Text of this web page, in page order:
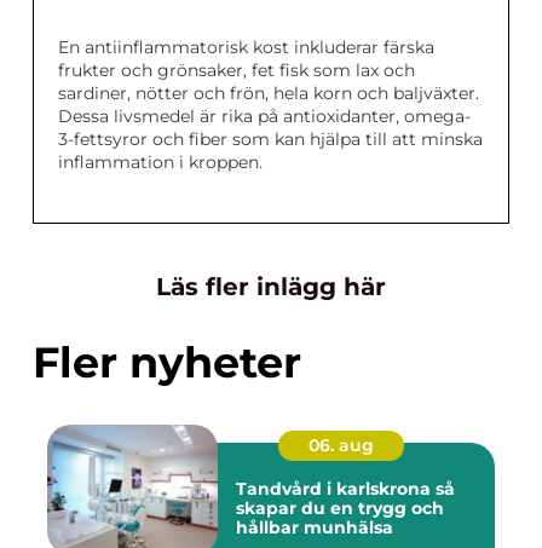
En antiinflammatorisk kost inkluderar färska
frukter och grönsaker, fet fisk som lax och
sardiner, nötter och frön, hela korn och baljväxter.
Dessa livsmedel är rika på antioxidanter, omega-
3-fettsyror och fiber som kan hjälpa till att minska
inflammation i kroppen.
Läs fler inlägg här
Fler nyheter
06. aug
Tandvård i karlskrona så
skapar du en trygg och
hållbar munhälsa